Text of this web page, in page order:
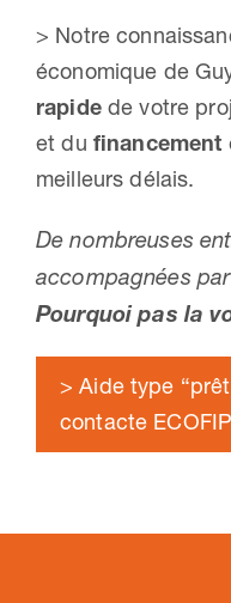
> Notre
économique de
rapidede votre
et du financement
meilleurs délais.
De nombreuses
accompagnées
Pourquoi pas la
> Aide type
contacte